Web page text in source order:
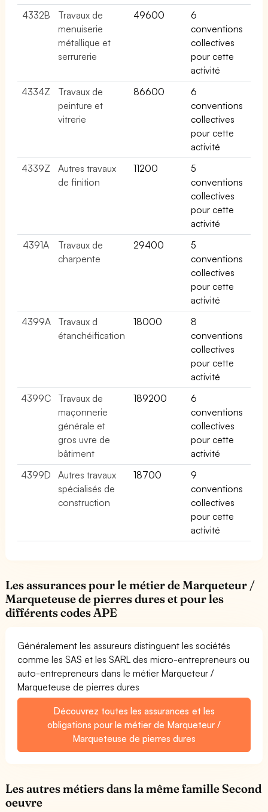
4332B
Travaux de
menuiserie
métallique et
serrurerie
49600
6
conventions
collectives
pour cette
activité
4334Z
Travaux de
peinture et
vitrerie
86600
6
conventions
collectives
pour cette
activité
4339Z
Autres travaux
de finition
11200
5
conventions
collectives
pour cette
activité
4391A
Travaux de
charpente
29400
5
conventions
collectives
pour cette
activité
4399A
Travaux d
étanchéification
18000
8
conventions
collectives
pour cette
activité
4399C
Travaux de
maçonnerie
générale et
gros uvre de
bâtiment
189200
6
conventions
collectives
pour cette
activité
4399D
Autres travaux
spécialisés de
construction
18700
9
conventions
collectives
pour cette
activité
Les assurances pour le métier de Marqueteur /
Marqueteuse de pierres dures et pour les
différents codes APE
Généralement les assureurs distinguent les sociétés
comme les SAS et les SARL des micro-entrepreneurs ou
auto-entrepreneurs dans le métier Marqueteur /
Marqueteuse de pierres dures
Découvrez toutes les assurances et les
obligations pour le métier de Marqueteur /
Marqueteuse de pierres dures
Les autres métiers dans la même famille Second
oeuvre